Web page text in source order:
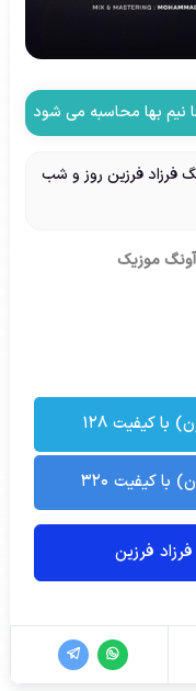
نیم بها محاسبه می شود
فرزاد فرزین روز و شب
آونگ موزیک
کیفیت ۱۲۸
کیفیت ۳۲۰
فرزین